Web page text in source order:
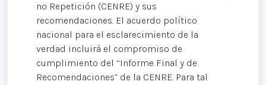
no Repetición (CENRE) y sus
recomendaciones. El acuerdo político
nacional para el esclarecimiento de la
verdad incluirá el compromiso de
cumplimiento del “Informe Final y de
Recomendaciones” de la CENRE. Para tal